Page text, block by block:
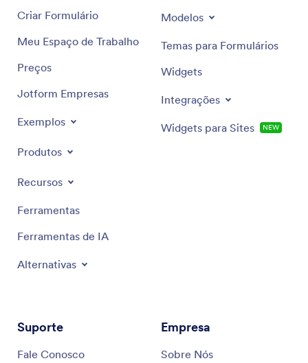
Criar Formulário
Meu Espaço de Trabalho
Preços
Jotform Empresas
Exemplos
Produtos
Recursos
Ferramentas
Ferramentas de IA
Alternativas
Modelos
Temas para Formulários
Widgets
Integrações
Widgets para Sites NEW
Suporte
Fale Conosco
Empresa
Sobre Nós